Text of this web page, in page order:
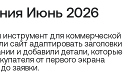
Июнь 2026
инструмент для коммерческой
сайт адаптировать заголовки
и добавили детали, которые
от первого экрана
до заявки.